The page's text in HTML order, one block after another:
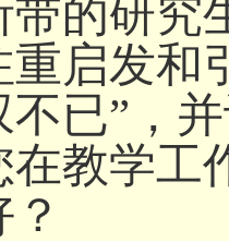
带的研究
重启发和
不已”，
在教学工
好？